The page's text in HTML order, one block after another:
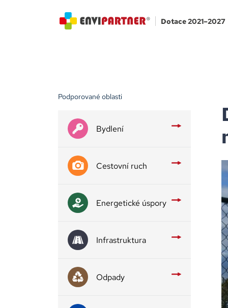
Dotace 2021–2027
Podporované oblasti
Bydlení
Cestovní ruch
Energetické úspory
Infrastruktura
Odpady